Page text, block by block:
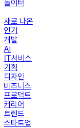
놀이터
새로 나온
인기
개발
AI
IT서비스
기획
디자인
비즈니스
프로덕트
커리어
트렌드
스타트업